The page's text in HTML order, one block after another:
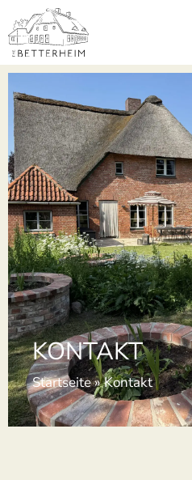
KONTAKT
Startseite»Kontakt